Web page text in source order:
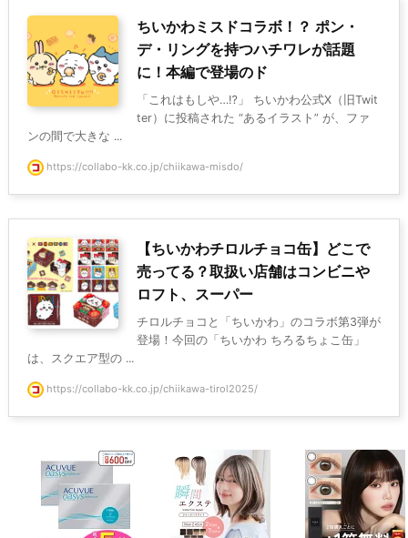
ちいかわミスドコラボ！？ ポン・
デ・リングを持つハチワレが話題
に！本編で登場のド
「これはもしや…⁉」 ちいかわ公式X（旧Twit
ter）に投稿された “あるイラスト” が、ファ
ンの間で大きな ...
https://collabo-kk.co.jp/chiikawa-misdo/
【ちいかわチロルチョコ缶】どこで
売ってる？取扱い店舗はコンビニや
ロフト、スーパー
チロルチョコと「ちいかわ」のコラボ第3弾が
登場！今回の「ちいかわ ちろるちょこ缶」
は、スクエア型の ...
https://collabo-kk.co.jp/chiikawa-tirol2025/